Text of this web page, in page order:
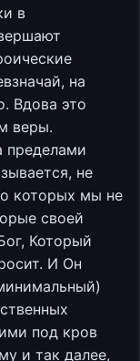
в
на
Вдова это
веры.
пределами
не
которых мы не
своей
Который
И Он
под кров
и так далее,